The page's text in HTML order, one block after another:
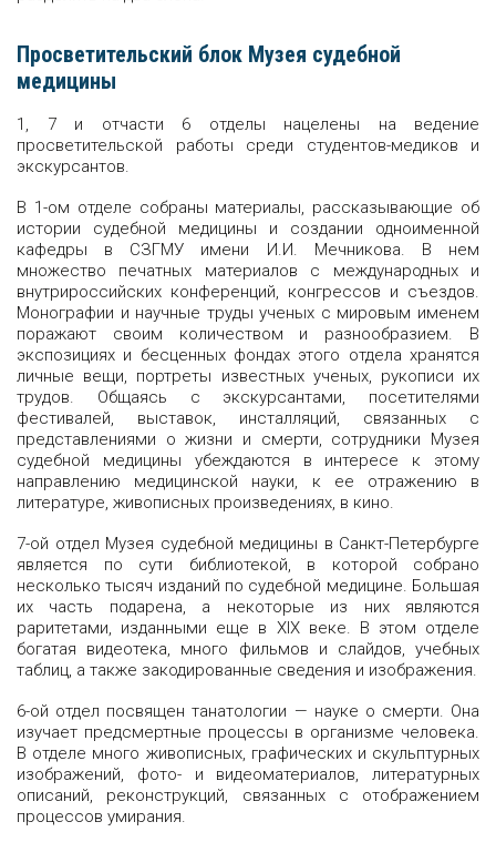
Просветительский блок Музея судебной
медицины
1, 7 и отчасти 6 отделы нацелены на ведение
просветительской работы среди студентов-медиков и
экскурсантов.
В 1-ом отделе собраны материалы, рассказывающие об
истории судебной медицины и создании одноименной
кафедры в СЗГМУ имени И.И. Мечникова. В нем
множество печатных материалов с международных и
внутрироссийских конференций, конгрессов и съездов.
Монографии и научные труды ученых с мировым именем
поражают своим количеством и разнообразием. В
экспозициях и бесценных фондах этого отдела хранятся
личные вещи, портреты известных ученых, рукописи их
трудов. Общаясь с экскурсантами, посетителями
фестивалей, выставок, инсталляций, связанных с
представлениями о жизни и смерти, сотрудники Музея
судебной медицины убеждаются в интересе к этому
направлению медицинской науки, к ее отражению в
литературе, живописных произведениях, в кино.
7-ой отдел Музея судебной медицины в Санкт-Петербурге
является по сути библиотекой, в которой собрано
несколько тысяч изданий по судебной медицине. Большая
их часть подарена, а некоторые из них являются
раритетами, изданными еще в XIX веке. В этом отделе
богатая видеотека, много фильмов и слайдов, учебных
таблиц, а также закодированные сведения и изображения.
6-ой отдел посвящен танатологии — науке о смерти. Она
изучает предсмертные процессы в организме человека.
В отделе много живописных, графических и скульптурных
изображений, фото- и видеоматериалов, литературных
описаний, реконструкций, связанных с отображением
процессов умирания.